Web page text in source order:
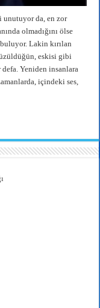
unutuyor da, en zor
olmadığını ölse
Lakin kırılan
eskisi gibi
Yeniden insanlara
içindeki ses,